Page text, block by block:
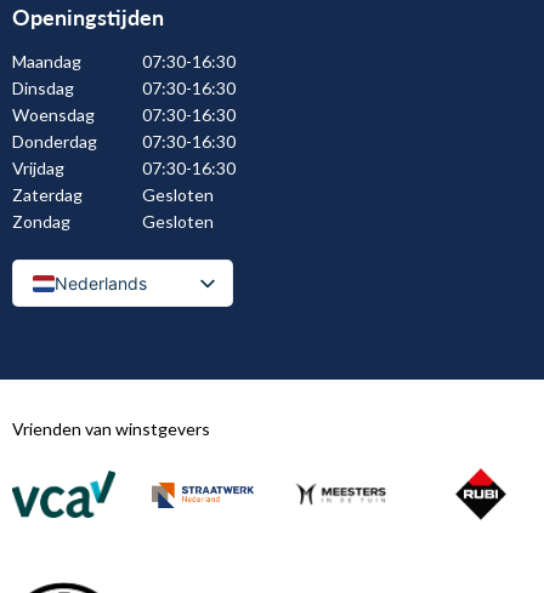
Openingstijden
Maandag
07:30-16:30
Dinsdag
07:30-16:30
Woensdag
07:30-16:30
Donderdag
07:30-16:30
Vrijdag
07:30-16:30
Zaterdag
Gesloten
Zondag
Gesloten
Nederlands
Vrienden van winstgevers